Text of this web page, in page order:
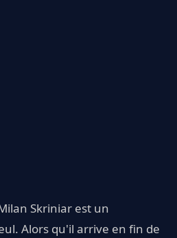
Skriniar est un
Alors qu'il arrive en fin de